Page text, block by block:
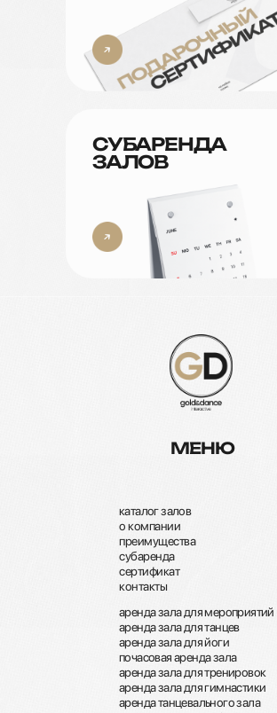
СУБАРЕНДА
ЗАЛОВ
каталог залов
аренда танцевального зала
аренда зала для йоги
аренда зала для мероприятий
почасовая аренда зала
аренда зала для гимнастики
аренда зала для тренировок
аренда зала для танцев
о компании
преимущества
субаренда
сертификат
контакты
МЕНЮ